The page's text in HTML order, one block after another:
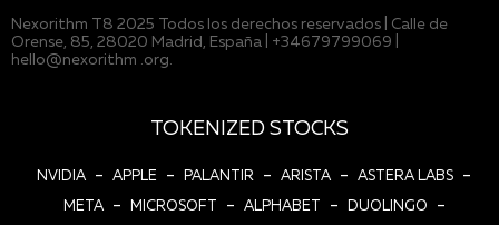
Nexorithm T8 2025 Todos los derechos reservados | Calle de
Orense, 85, 28020 Madrid, España | +34679799069 |
hello@nexorithm .org.
TOKENIZED STOCKS
NVIDIA - APPLE - PALANTIR - ARISTA - ASTERA LABS -
META - MICROSOFT - ALPHABET - DUOLINGO -